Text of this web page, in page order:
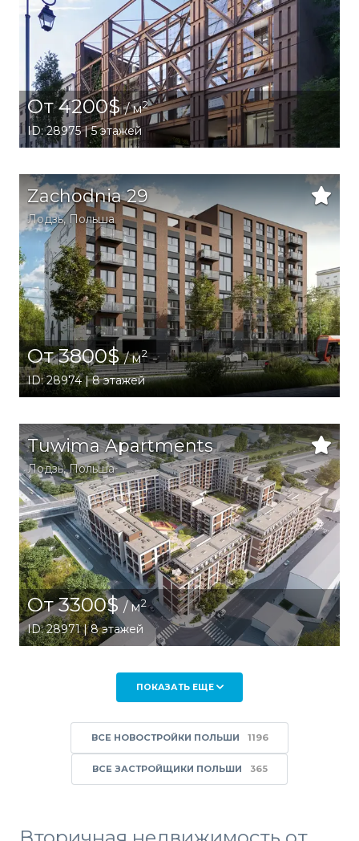
От 4200$/ м2
ID: 28975 | 5 этажей
Zachodnia 29
Лодзь, Польша
От 3800$/ м2
ID: 28974 | 8 этажей
Tuwima Apartments
Лодзь,Польша
От 3300$/ м2
ID: 28971 | 8 этажей
ПОКАЗАТЬ ЕЩЕ
ВСЕ НОВОСТРОЙКИ ПОЛЬШИ 1196
ВСЕ ЗАСТРОЙЩИКИ ПОЛЬШИ 365